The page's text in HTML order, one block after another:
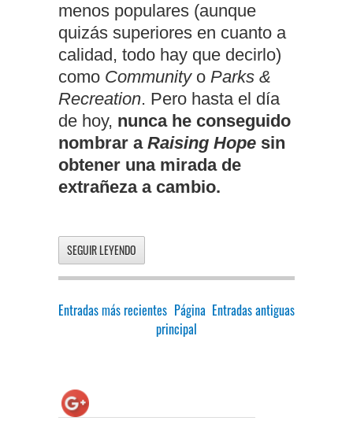
menos populares (aunque
quizás superiores en cuanto a
calidad, todo hay que decirlo)
como Community o Parks &
Recreation. Pero hasta el día
de hoy, nunca he conseguido
nombrar a Raising Hope sin
obtener una mirada de
extrañeza a cambio.
SEGUIR LEYENDO
Entradas más recientes Entradas antiguas
Página
principal